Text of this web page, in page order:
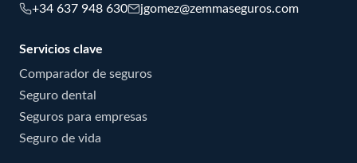
+34 637 948 630 jgomez@zemmaseguros.com
Servicios clave
Comparador de seguros
Seguro dental
Seguros para empresas
Seguro de vida